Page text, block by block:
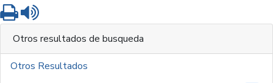
Imprimir
Otros resultados de busqueda
Otros Resultados